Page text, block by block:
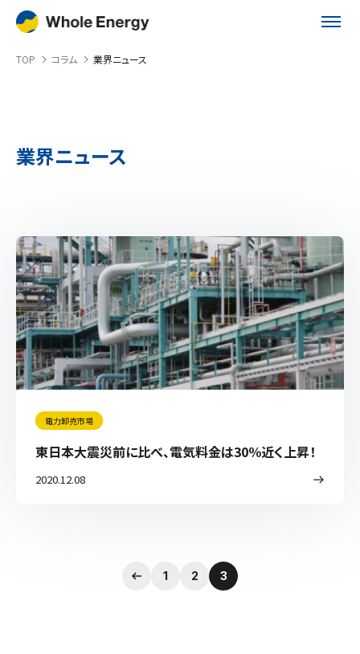
再エネ導入事例
電力削減実績・事例
セミナー
コラム
お知らせ
会社情報
資料ダウンロード
TOP コラム 業界ニュース
業界ニュース
電力卸売市場
東日本大震災前に比べ、電気料金は30％近く上昇！
2020.12.08
1 2 3